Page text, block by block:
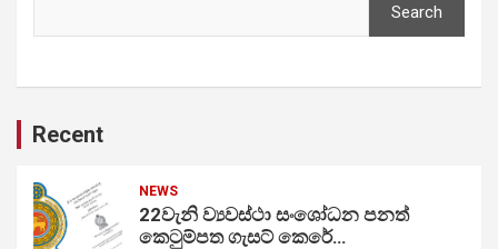
Search
Recent
NEWS
22වැනි ව්‍යවස්ථා සංශෝධන පනත්
කෙටුම්පත ගැසට් කෙරේ…